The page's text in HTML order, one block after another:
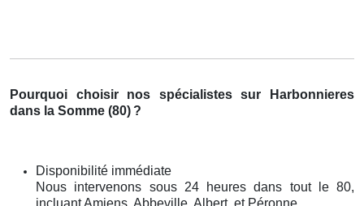
Pourquoi choisir nos spécialistes sur Harbonnieres
dans la Somme (80) ?
Disponibilité immédiate
Nous intervenons sous 24 heures dans tout le 80,
incluant Amiens, Abbeville, Albert, et Péronne.